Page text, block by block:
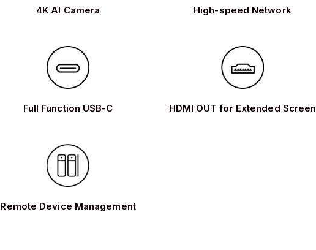
4K AI Camera High-speed Network
Full Function USB-C HDMI OUT for Extended Screen
Remote Device Management